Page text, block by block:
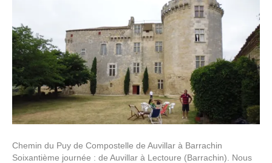
Chemin du Puy de Compostelle de Auvillar à Barrachin
Soixantième journée : de Auvillar à Lectoure (Barrachin). Nous